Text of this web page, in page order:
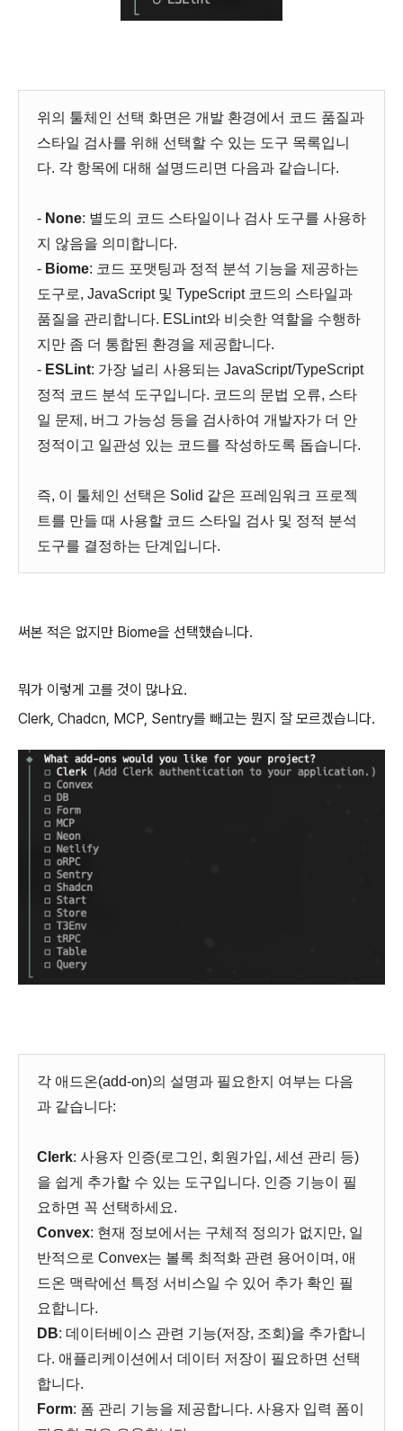
위의 툴체인 선택 화면은 개발 환경에서 코드 품질과
스타일 검사를 위해 선택할 수 있는 도구 목록입니
다. 각 항목에 대해 설명드리면 다음과 같습니다.
- None: 별도의 코드 스타일이나 검사 도구를 사용하
지 않음을 의미합니다.
- Biome: 코드 포맷팅과 정적 분석 기능을 제공하는
도구로, JavaScript 및 TypeScript 코드의 스타일과
품질을 관리합니다. ESLint와 비슷한 역할을 수행하
지만 좀 더 통합된 환경을 제공합니다.
- ESLint: 가장 널리 사용되는 JavaScript/TypeScript
정적 코드 분석 도구입니다. 코드의 문법 오류, 스타
일 문제, 버그 가능성 등을 검사하여 개발자가 더 안
정적이고 일관성 있는 코드를 작성하도록 돕습니다.
즉, 이 툴체인 선택은 Solid 같은 프레임워크 프로젝
트를 만들 때 사용할 코드 스타일 검사 및 정적 분석
도구를 결정하는 단계입니다.
써본 적은 없지만 Biome을 선택했습니다.
뭐가 이렇게 고를 것이 많나요.
Clerk, Chadcn, MCP, Sentry를 빼고는 뭔지 잘 모르겠습니다.
각 애드온(add-on)의 설명과 필요한지 여부는 다음
과 같습니다:
Clerk: 사용자 인증(로그인, 회원가입, 세션 관리 등)
을 쉽게 추가할 수 있는 도구입니다. 인증 기능이 필
요하면 꼭 선택하세요.
Convex: 현재 정보에서는 구체적 정의가 없지만, 일
반적으로 Convex는 볼록 최적화 관련 용어이며, 애
드온 맥락에선 특정 서비스일 수 있어 추가 확인 필
요합니다.
DB: 데이터베이스 관련 기능(저장, 조회)을 추가합니
다. 애플리케이션에서 데이터 저장이 필요하면 선택
합니다.
Form: 폼 관리 기능을 제공합니다. 사용자 입력 폼이